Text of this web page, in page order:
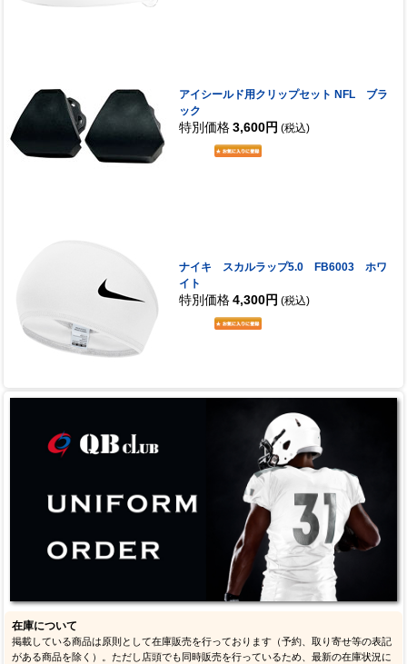
アイシールド用クリップセット NFL ブラ
ック
特別価格 3,600円 (税込)
ナイキ スカルラップ5.0 FB6003 ホワ
イト
特別価格 4,300円 (税込)
在庫について
掲載している商品は原則として在庫販売を行っております（予約、取り寄せ等の表記
がある商品を除く）。ただし店頭でも同時販売を行っているため、最新の在庫状況に